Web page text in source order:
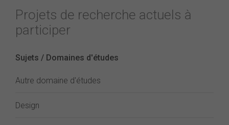
Projets de recherche actuels à
participer
Sujets / Domaines d'études
Autre domaine d'études
Design